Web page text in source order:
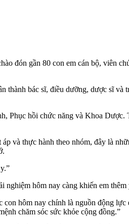
đón gần 80 con em cán bộ, viên
thành bác sĩ, điều dưỡng, dược sĩ và
Phục hồi chức năng và Khoa Dược.
và thực hành theo nhóm, đây là
hôm nay càng khiến em thêm
hôm nay chính là nguồn động
chăm sóc sức khỏe cộng đồng.”